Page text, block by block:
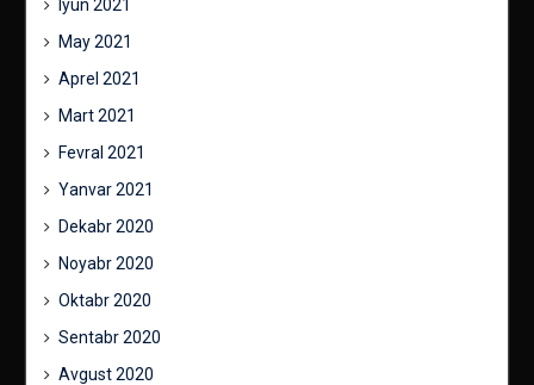
Iyun 2021
May 2021
Aprel 2021
Mart 2021
Fevral 2021
Yanvar 2021
Dekabr 2020
Noyabr 2020
Oktabr 2020
Sentabr 2020
Avgust 2020